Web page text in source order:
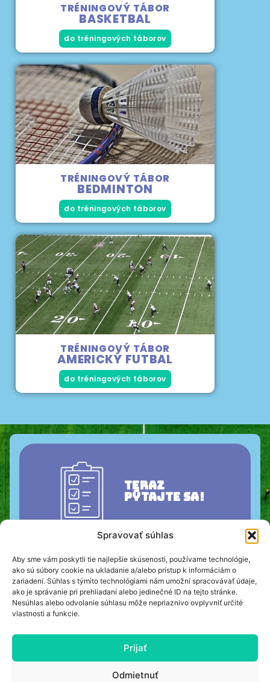
Spravovať súhlas
Aby sme vám poskytli tie najlepšie skúsenosti, používame technológie,
ako sú súbory cookie na ukladanie a/alebo prístup k informáciám o
zariadení. Súhlas s týmito technológiami nám umožní spracovávať údaje,
ako je správanie pri prehliadaní alebo jedinečné ID na tejto stránke.
Nesúhlas alebo odvolanie súhlasu môže nepriaznivo ovplyvniť určité
vlastnosti a funkcie.
Prijať
Odmietnuť
TRÉNINGOVÝ TÁBOR
BASKETBAL
do tréningových táborov
TRÉNINGOVÝ TÁBOR
BEDMINTON
do tréningových táborov
TRÉNINGOVÝ TÁBOR
AMERICKÝ FUTBAL
do tréningových táborov
Teraz
pýtajte sa!
Kontaktujte nás teraz a spoločne pre vás
naplánujeme dokonalý tréningový kemp. Stačí vyplniť
kontaktný formulár nižšie a vyžiadať si nezáväznú
ponuku.
+49 (0) 40 8740 9534
015735990629
thorben.braune@trainingslager.com
ODTLAČOK PODMIENKY